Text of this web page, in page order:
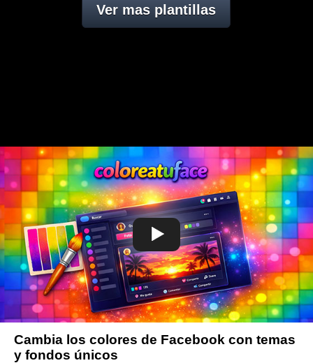
Ver mas plantillas
Cambia los colores de Facebook con temas
y fondos únicos